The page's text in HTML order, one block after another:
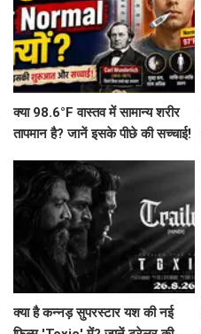
क्या 98.6°F वास्तव में सामान्य शरीर
तापमान है? जानें इसके पीछे की सच्चाई!
क्या है कन्नड़ सुपरस्टार यश की नई